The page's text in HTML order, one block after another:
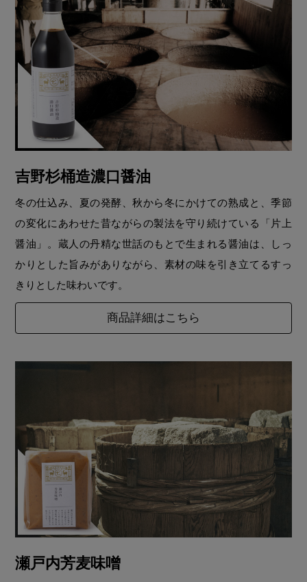
吉野杉桶造濃口醤油
冬の仕込み、夏の発酵、秋から冬にかけての熟成と、季節
の変化にあわせた昔ながらの製法を守り続けている「片上
醤油」。蔵人の丹精な世話のもとで生まれる醤油は、しっ
かりとした旨みがありながら、素材の味を引き立てるすっ
きりとした味わいです。
商品詳細はこちら
瀬戸内芳麦味噌